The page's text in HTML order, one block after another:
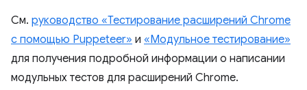
См. руководство «Тестирование расширений Chrome
с помощью Puppeteer» и «Модульное тестирование»
для получения подробной информации о написании
модульных тестов для расширений Chrome.